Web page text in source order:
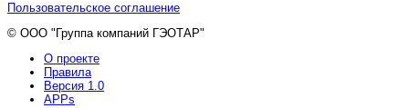
Пользовательское соглашение
© ООО "Группа компаний ГЭОТАР"
О проекте
Правила
Версия 1.0
APPs